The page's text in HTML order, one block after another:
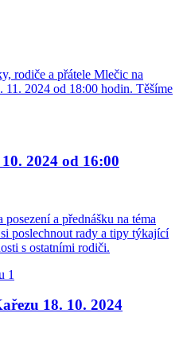
rodiče a přátele Mlečic na
2024 od 18:00 hodin. Těšíme
2024 od 16:00
a přednášku na téma
poslechnout rady a tipy týkající
s ostatními rodiči.
18. 10. 2024